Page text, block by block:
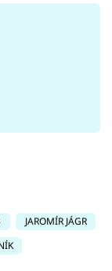
JAROMÍR JÁGR